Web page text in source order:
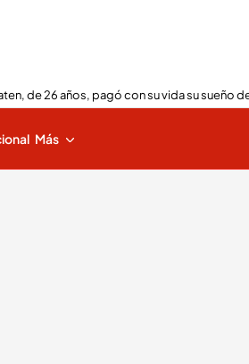
de 26 años, pagó con su vida su sueño
Más